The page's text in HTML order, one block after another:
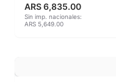
Esmaltes para
ARS 6,835.00
Sin imp. nacionales:
ARS 5,649.00